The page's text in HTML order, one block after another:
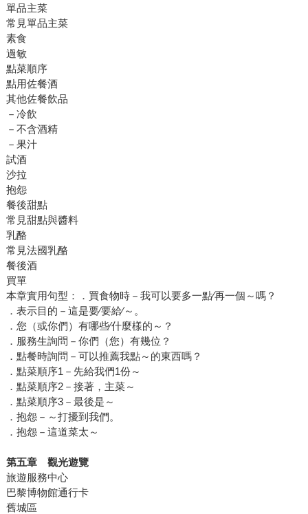
單品主菜
常見單品主菜
素食
過敏
點菜順序
點用佐餐酒
其他佐餐飲品
－冷飲
－不含酒精
－果汁
試酒
沙拉
抱怨
餐後甜點
常見甜點與醬料
乳酪
常見法國乳酪
餐後酒
買單
本章實用句型：．買食物時－我可以要多一點∕再一個～嗎？
．表示目的－這是要∕要給∕～。
．您（或你們）有哪些∕什麼樣的～？
．服務生詢問－你們（您）有幾位？
．點餐時詢問－可以推薦我點～的東西嗎？
．點菜順序1－先給我們1份～
．點菜順序2－接著，主菜～
．點菜順序3－最後是～
．抱怨－～打擾到我們。
．抱怨－這道菜太～
第五章 觀光遊覽
旅遊服務中心
巴黎博物館通行卡
舊城區